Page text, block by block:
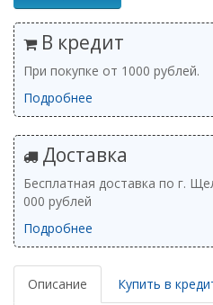
В кредит
При покупке от 1000 рублей.
Подробнее
Доставка
Бесплатная доставка по г.
000 рублей
Подробнее
Описание Купить в